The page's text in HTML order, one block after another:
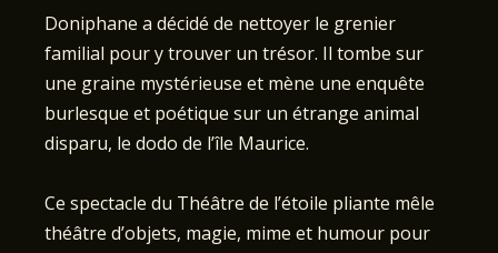
Doniphane a décidé de nettoyer le grenier
familial pour y trouver un trésor. Il tombe sur
une graine mystérieuse et mène une enquête
burlesque et poétique sur un étrange animal
disparu, le dodo de l’île Maurice.
Ce spectacle du Théâtre de l’étoile pliante mêle
théâtre d’objets, magie, mime et humour pour